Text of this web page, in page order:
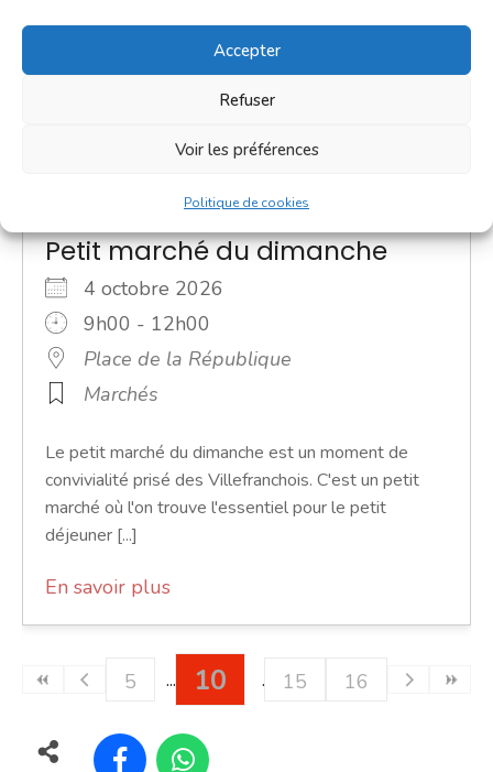
Accepter
Refuser
Voir les préférences
Politique de cookies
Petit marché du dimanche
4 octobre 2026
9h00 - 12h00
Place de la République
Marchés
Le petit marché du dimanche est un moment de
convivialité prisé des Villefranchois. C'est un petit
marché où l'on trouve l'essentiel pour le petit
déjeuner [...]
En savoir plus
5 10 15 16